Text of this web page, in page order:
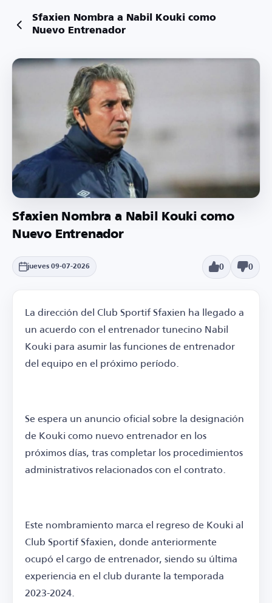
Sfaxien Nombra a Nabil Kouki como
Nuevo Entrenador
Sfaxien Nombra a Nabil Kouki como
Nuevo Entrenador
jueves 09-07-2026 0 0
La dirección del Club Sportif Sfaxien ha llegado a
un acuerdo con el entrenador tunecino Nabil
Kouki para asumir las funciones de entrenador
del equipo en el próximo período.
Se espera un anuncio oficial sobre la designación
de Kouki como nuevo entrenador en los
próximos días, tras completar los procedimientos
administrativos relacionados con el contrato.
Este nombramiento marca el regreso de Kouki al
Club Sportif Sfaxien, donde anteriormente
ocupó el cargo de entrenador, siendo su última
experiencia en el club durante la temporada
2023-2024.